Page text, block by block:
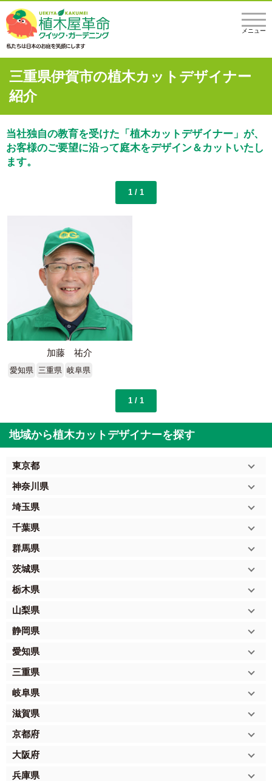
メニュー
三重県伊賀市の植木カットデザイナー
紹介
当社独自の教育を受けた「植木カットデザイナー」が、
お客様のご要望に沿って庭木をデザイン＆カットいたし
ます。
1 / 1
加藤 祐介
愛知県 三重県 岐阜県
1 / 1
地域から植木カットデザイナーを探す
東京都
神奈川県
埼玉県
千葉県
群馬県
茨城県
栃木県
山梨県
静岡県
愛知県
三重県
岐阜県
滋賀県
京都府
大阪府
兵庫県